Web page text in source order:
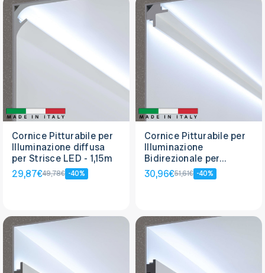
Cornice Pitturabile per
Illuminazione diffusa
per Strisce LED - 1,15m
29,87€49,78€ -40%
Cornice Pitturabile per
Illuminazione
Bidirezionale per
Strisce LED - 1,15m
30,96€51,61€ -40%